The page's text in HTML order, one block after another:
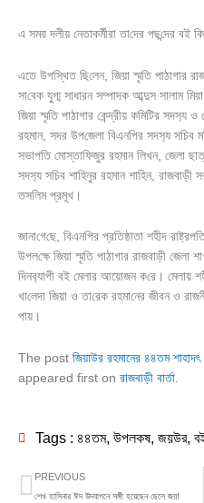
এ সময় দলীয় নেতাকর্মীরা তা‌দের পছ‌ন্দের বই
এতে উপ‌স্থিত ছি‌লেন, জিয়া স্মৃ‌তি পাঠাগার
সা‌বেক যুগ্ম সাধারন সম্পাদক আব্দুস সালাম
‌জিয়া স্মৃ‌তি পাঠাগা‌র কেন্দ্রীয় ক‌মি‌টির সদস‌্য
রহমান, সদর উপ‌জেলা বিএন‌পির সদস‌্য স‌চিব
সভাপ‌তি মোস্তা‌ফিজুর রহমান লিখন, জেলা
সদস‌্য স‌চিব শা‌হিনুর রহমান শা‌হিন,
তস‌লিম প্রমূখ।
জানা‌গে‌ছে, বিএন‌পির প্রতিষ্ঠাতা শহীদ
উপল‌ক্ষে জিয়া স্মৃ‌তি পাঠাগার রাজবাড়ী জেলা
দিনব‌্যাপী বই মেলা‌র আয়োজন ক‌রে। মেলায়
খা‌লেদা জিয়া ও তা‌রেক রহমা‌নের জীবন ও
পায়।
The post জিয়াউর রহমানের ৪৪তম শাহাদৎ
appeared first on রাজবাড়ী বার্তা.
Tags : ৪৪তম, উপলকষ, জয়উর,
Prev
PREVIOUS
শেখ হাসিনার ঈদ উদযাপনে সঙ্গী হয়েছেন ছেলে জয়!